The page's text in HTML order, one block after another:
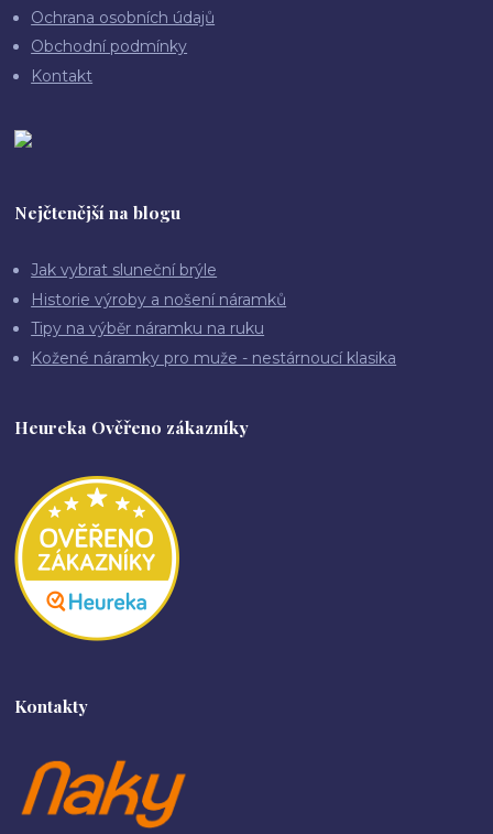
Ochrana osobních údajů
Obchodní podmínky
Kontakt
Nejčtenější na blogu
Jak vybrat sluneční brýle
Historie výroby a nošení náramků
Tipy na výběr náramku na ruku
Kožené náramky pro muže - nestárnoucí klasika
Heureka Ověřeno zákazníky
Kontakty